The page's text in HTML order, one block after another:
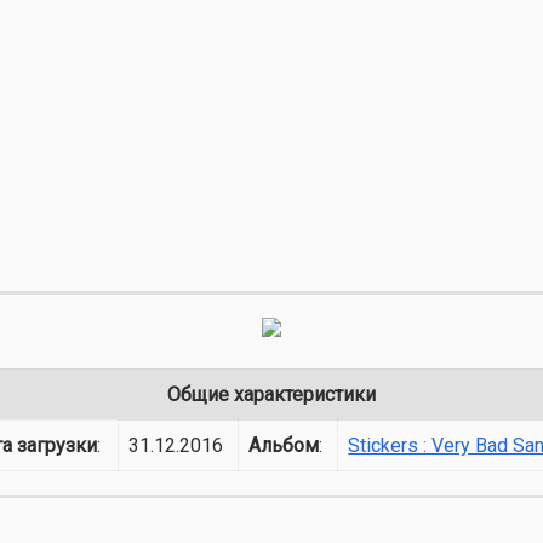
Общие характеристики
загрузки: 31.12.2016 Альбом: Stickers : Very Bad